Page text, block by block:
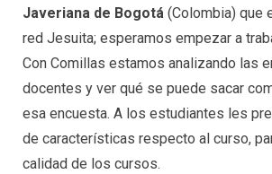
Javeriana de Bogotá (Colombia) que
red Jesuita; esperamos empezar a
Con Comillas estamos analizando las
docentes y ver qué se puede sacar
esa encuesta. A los estudiantes les
de características respecto al curso,
calidad de los cursos.